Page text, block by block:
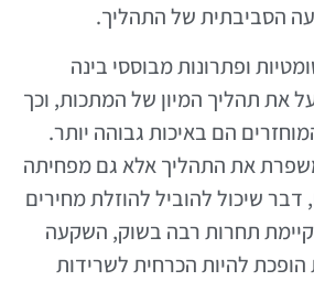
הסביבתית של התהליך.
ופתרונות מבוססי בינה
את תהליך המיון של המתכות, וכך
הם באיכות גבוהה יותר.
את התהליך אלא גם מפחיתה
דבר שיכול להוביל להוזלת מחירים
קיימת תחרות רבה בשוק, השקעה
להיות הכרחית לשרידות